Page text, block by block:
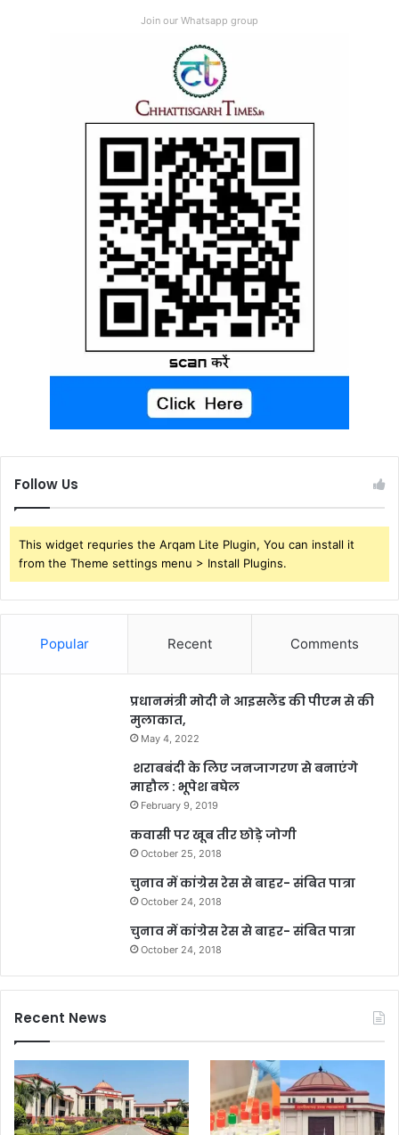
Join our Whatsapp group
Follow Us
This widget requries the Arqam Lite Plugin, You can install it
from the Theme settings menu > Install Plugins.
Popular Recent Comments
प्रधानमंत्री मोदी ने आइसलैंड की पीएम से की
मुलाकात,
May 4, 2022
शराबबंदी के लिए जनजागरण से बनाएंगे
माहौल : भूपेश बघेल
February 9, 2019
कवासी पर खूब तीर छोड़े जोगी
October 25, 2018
चुनाव में कांग्रेस रेस से बाहर- संबित पात्रा
October 24, 2018
चुनाव में कांग्रेस रेस से बाहर- संबित पात्रा
October 24, 2018
Recent News